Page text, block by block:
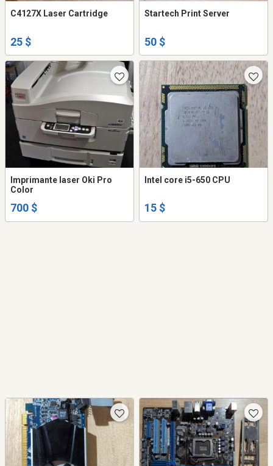
C4127X Laser Cartridge
25 $
Startech Print Server
50 $
Imprimante laser Oki Pro
Color
700 $
Intel core i5-650 CPU
15 $